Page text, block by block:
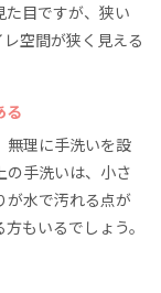
た目ですが、狭い
空間が狭く見える
る
無理に手洗いを設
の手洗いは、小さ
が水で汚れる点が
もいるでしょう。